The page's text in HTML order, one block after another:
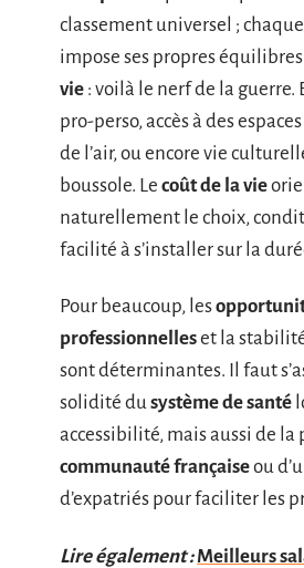
classement universel ; chaque
impose ses propres
vie : voilà le nerf de la
pro-perso, accès à des
de l’air, ou encore vie
boussole. Le coût de la vie
naturellement le choix,
facilité à s’installer sur la
Pour beaucoup, les
professionnelleset la
sont déterminantes. Il faut
solidité dusystème de santé
accessibilité, mais aussi de la
communauté françaiseou
d’expatriés pour faciliter les
Lire également : Meilleurs